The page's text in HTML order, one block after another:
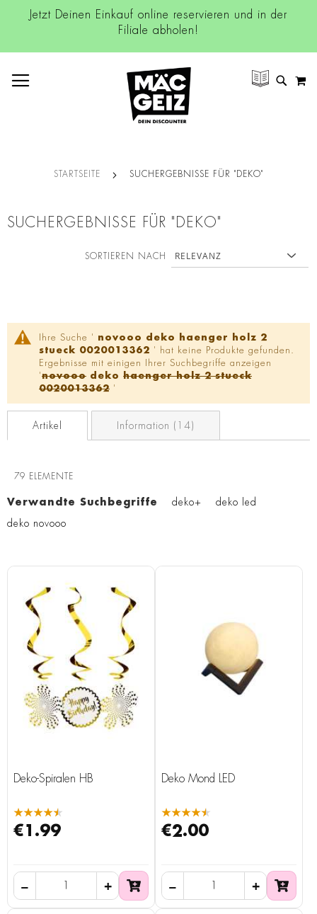
Jetzt Deinen Einkauf online reservieren und in der
Filiale abholen!
SUCHE
STARTSEITE SUCHERGEBNISSE FÜR "DEKO"
SUCHERGEBNISSE FÜR "DEKO"
Ihre Suche ' novooo deko haenger holz 2
stueck 0020013362 ' hat keine Produkte gefunden.
Ergebnisse mit einigen Ihrer Suchbegriffe anzeigen
'novooo deko haenger holz 2 stueck
0020013362 '
Artikel Information (14)
79 ELEMENTE
SORTIEREN NACH
Verwandte Suchbegriffe deko+ deko led
deko novooo
Deko-Spiralen HB
★★★★★
€1.99
Deko Mond LED
★★★★★
€2.00